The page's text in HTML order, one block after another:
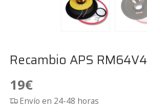
Recambio APS RM64V4
19€
Envío en 24-48 horas